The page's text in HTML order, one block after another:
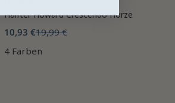
Halfter Howard Crescendo Horze
10,93 €19,99 €
4 Farben